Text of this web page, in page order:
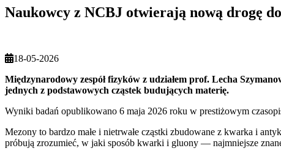
Naukowcy z NCBJ otwierają nową drogę
18-05-2026
Międzynarodowy zespół fizyków z udziałem prof. Lecha
jednych z podstawowych cząstek budujących materię.
Wyniki badań opublikowano 6 maja 2026 roku w prestiżowym
Mezony to bardzo małe i nietrwałe cząstki zbudowane z kwarka i
próbują zrozumieć, w jaki sposób kwarki i gluony — najmniejsze